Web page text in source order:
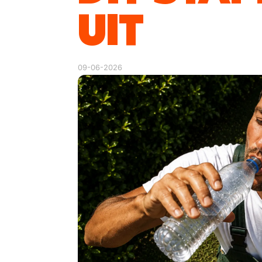
UIT
09-06-2026